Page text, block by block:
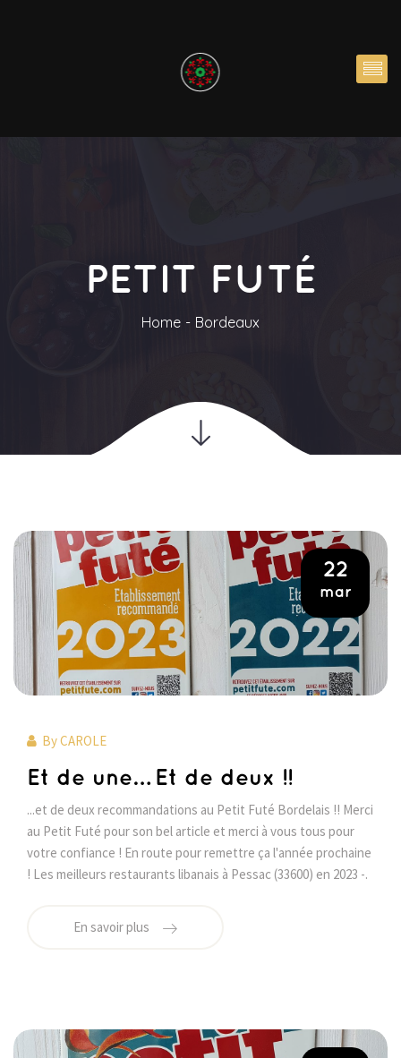
PETIT FUTÉ
Home Bordeaux
22
mar
ByCAROLE
Et de une… Et de deux !!
...et de deux recommandations au Petit Futé Bordelais !! Merci
au Petit Futé pour son bel article et merci à vous tous pour
votre confiance ! En route pour remettre ça l'année prochaine
! Les meilleurs restaurants libanais à Pessac (33600) en 2023 -.
En savoir plus